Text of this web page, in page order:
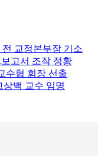
교정본부장 기소
고서 조작 정황
수협 회장 선출
백 교수 임명